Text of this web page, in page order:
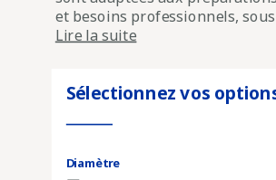
et besoins professionnels, sous
Lire la suite
Sélectionnez vos
Diamètre